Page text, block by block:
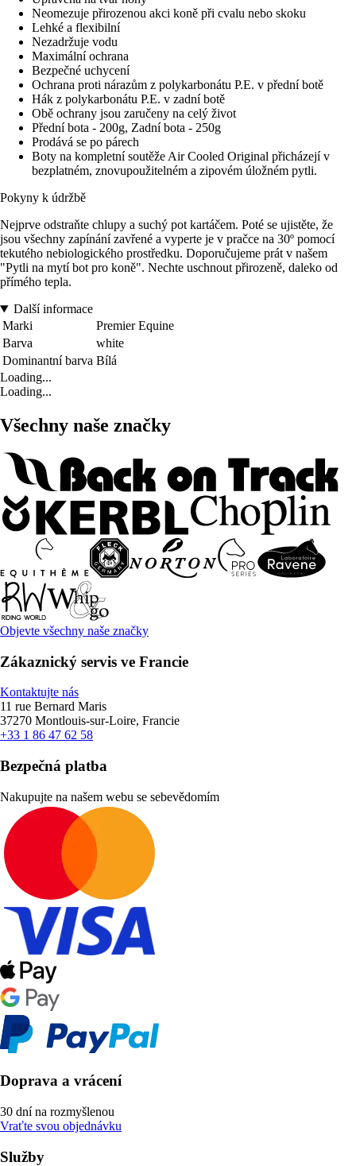
Neomezuje přirozenou akci koně při cvalu nebo skoku
Lehké a flexibilní
Nezadržuje vodu
Maximální ochrana
Bezpečné uchycení
Ochrana proti nárazům z polykarbonátu P.E. v přední botě
Hák z polykarbonátu P.E. v zadní botě
Obě ochrany jsou zaručeny na celý život
Přední bota - 200g, Zadní bota - 250g
Prodává se po párech
Boty na kompletní soutěže Air Cooled Original přicházejí v
bezplatném, znovupoužitelném a zipovém úložném pytli.
Pokyny k údržbě
Nejprve odstraňte chlupy a suchý pot kartáčem. Poté se ujistěte, že
jsou všechny zapínání zavřené a vyperte je v pračce na 30º pomocí
tekutého nebiologického prostředku. Doporučujeme prát v našem
"Pytli na mytí bot pro koně". Nechte uschnout přirozeně, daleko od
přímého tepla.
Další informace
Marki
Premier Equine
Barva
white
Dominantní barva Bílá
Loading...
Loading...
Všechny naše značky
Objevte všechny naše značky
Zákaznický servis ve Francie
Kontaktujte nás
11 rue Bernard Maris
37270 Montlouis-sur-Loire, Francie
+33 1 86 47 62 58
Bezpečná platba
Nakupujte na našem webu se sebevědomím
Doprava a vrácení
30 dní na rozmyšlenou
Vraťte svou objednávku
Služby